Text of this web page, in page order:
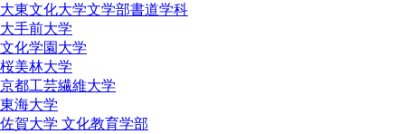
大東文化大学文学部書道学科
大手前大学
文化学園大学
桜美林大学
京都工芸繊維大学
東海大学
佐賀大学 文化教育学部